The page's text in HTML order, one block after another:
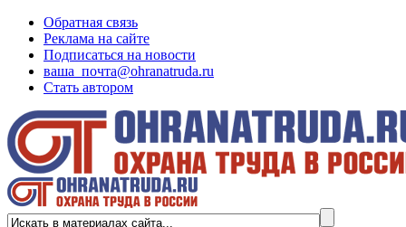
Обратная связь
Реклама на сайте
Подписаться на новости
ваша_почта@ohranatruda.ru
Стать автором